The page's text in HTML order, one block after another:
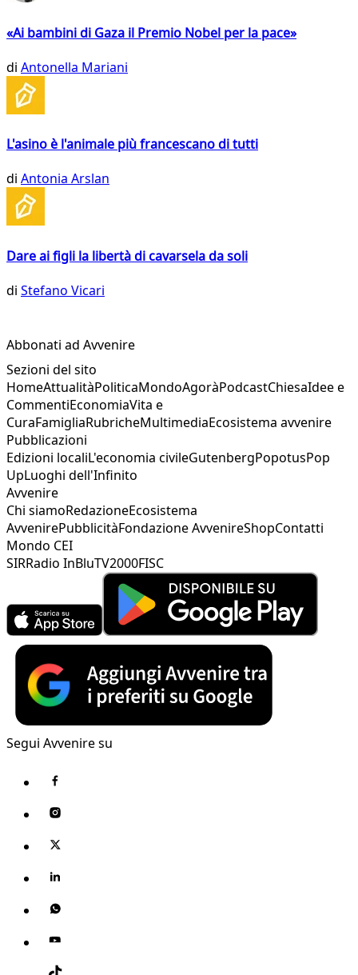
«Ai bambini di Gaza il Premio Nobel per la pace»
di Antonella Mariani
L'asino è l'animale più francescano di tutti
di Antonia Arslan
Dare ai figli la libertà di cavarsela da soli
di Stefano Vicari
Abbonati ad Avvenire
Sezioni del sito
HomeAttualitàPoliticaMondoAgoràPodcastChiesaIdee e
CommentiEconomiaVita e
CuraFamigliaRubricheMultimediaEcosistema avvenire
Pubblicazioni
Edizioni localiL'economia civileGutenbergPopotusPop
UpLuoghi dell'Infinito
Avvenire
Chi siamoRedazioneEcosistema
AvvenirePubblicitàFondazione AvvenireShopContatti
Mondo CEI
SIRRadio InBluTV2000FISC
Segui Avvenire su